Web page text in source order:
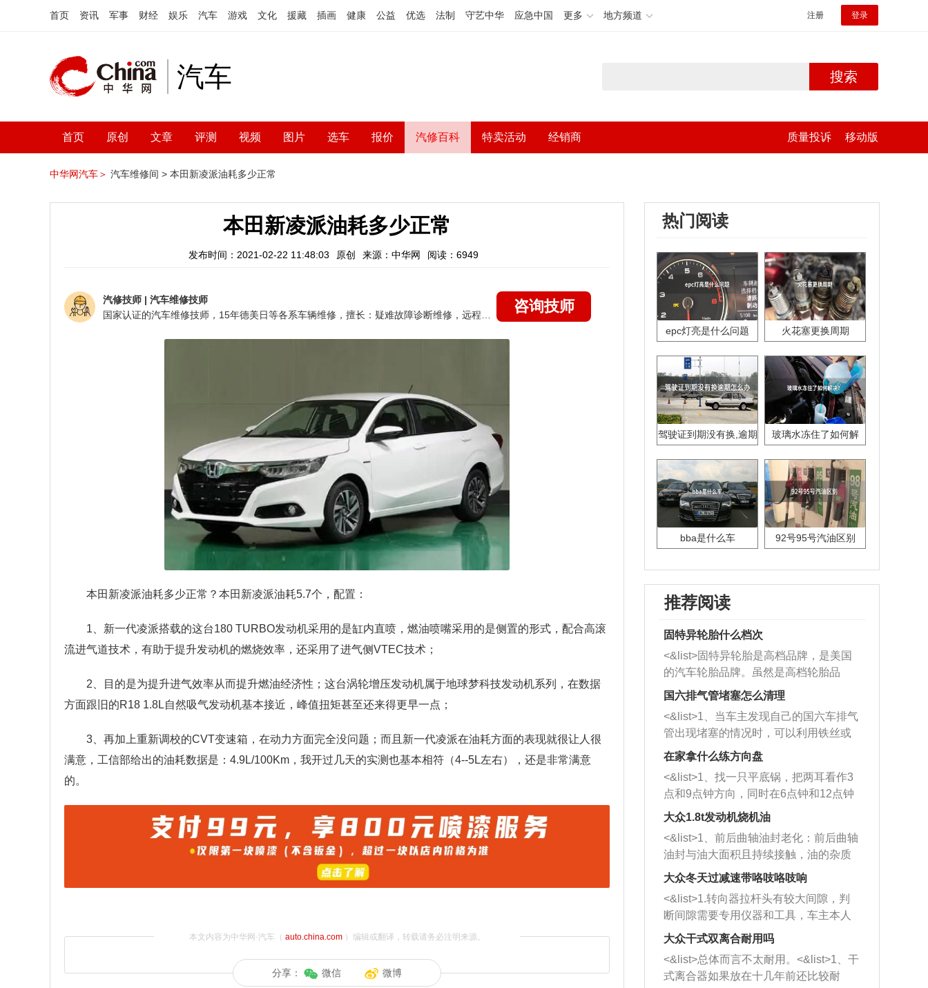
首页 资讯 军事 财经 娱乐 汽车 游戏 文化 援藏 插画 健康 公益 优选 法制 守艺中华 应急中国 更多 地方频道 注册 登录
汽车 搜索
首页 原创 文章 评测 视频 图片 选车 报价 汽修百科 特卖活动 经销商 质量投诉 移动版
中华网汽车＞ 汽车维修间 > 本田新凌派油耗多少正常
本田新凌派油耗多少正常
发布时间：2021-02-22 11:48:03 原创 来源：中华网 阅读：6949
汽修技师 | 汽车维修技师
咨询技师
本田新凌派油耗多少正常？本田新凌派油耗5.7个，配置：
1、新一代凌派搭载的这台180 TURBO发动机采用的是缸内直喷，燃油喷嘴采用的是侧置的形式，配合高滚
流进气道技术，有助于提升发动机的燃烧效率，还采用了进气侧VTEC技术；
2、目的是为提升进气效率从而提升燃油经济性；这台涡轮增压发动机属于地球梦科技发动机系列，在数据
方面跟旧的R18 1.8L自然吸气发动机基本接近，峰值扭矩甚至还来得更早一点；
3、再加上重新调校的CVT变速箱，在动力方面完全没问题；而且新一代凌派在油耗方面的表现就很让人很
满意，工信部给出的油耗数据是：4.9L/100Km，我开过几天的实测也基本相符（4--5L左右），还是非常满意
的。
本文内容为中华网·汽车（ auto.china.com）编辑或翻译，转载请务必注明来源。
分享： 微信 微博
热门阅读
epc灯亮是什么问题 火花塞更换周期
驾驶证到期没有换,逾期
玻璃水冻住了如何解
bba是什么车 92号95号汽油区别
推荐阅读
固特异轮胎什么档次
<&list>固特异轮胎是高档品牌，是美国
的汽车轮胎品牌。虽然是高档轮胎品
牌，但是中高低端的轮胎都有生产，这
也是为了更好的开拓市场。
国六排气管堵塞怎么清理
<&list>1、当车主发现自己的国六车排气
管出现堵塞的情况时，可以利用铁丝或
者是细棍，直接将杂物给取出来，如果
堵塞情况比较严重，也可以采取应急措
施。 <&list>2、直接利用木棍将所有的
杂物推到排气管里面的位置处，然后将
三元催化器拆解开，就可以将堵塞的东
西取出来。但如果是因为积碳过多引起
的堵塞，就需要将三元催化器泡在草酸
洗剂对堵塞的情况得到解决，将清洗剂
放在燃油箱中，与燃油混合后，车辆启
动时，就可以和汽油一起进入到燃烧
室，最后形成废气排出，就可以让三元
催化器得到清洗，排气管堵塞的情况就
能够得到解决。
在家拿什么练方向盘
<&list>1、找一只平底锅，把两耳看作3
点和9点钟方向，同时在6点钟和12点钟
方向做一个标记。 <&list>2、双手握住
一圈半的练习，往右同样也要打相同的
圈数。 <&list>3、最后强调要反复练
习，这样就可以形成肌肉记忆，在真实
驾驶车辆时，不需要记忆也能打好方
向。
大众1.8t发动机烧机油
<&list>1、前后曲轴油封老化：前后曲轴
油封与油大面积且持续接触，油的杂质
和发动机内持续温度变化使其密封效果
逐渐减弱，导致渗油或漏油。<&list>2、
活塞间隙过大：积碳会使活塞环与缸体
的间隙扩大，导致机油流入燃烧室中，
造成烧机油。<&list>3、机油粘度。使用
机油粘度过小的话，同样会有烧机油现
象，机油粘度过小具有很好的流动性，
大众冬天过减速带咯吱咯吱响
<&list>1.转向器拉杆头有较大间隙，判
断间隙需要专用仪器和工具，车主本人
无法制作，需要将车辆送到修理厂或4s
店；<&list>2.车辆半轴套管防尘罩破
裂，破裂后会出现漏油现象，使半轴磨
损严重，磨损的半轴容易损坏，产生异
大众干式双离合耐用吗
<&list>总体而言不太耐用。<&list>1、干
式离合器如果放在十几年前还比较耐